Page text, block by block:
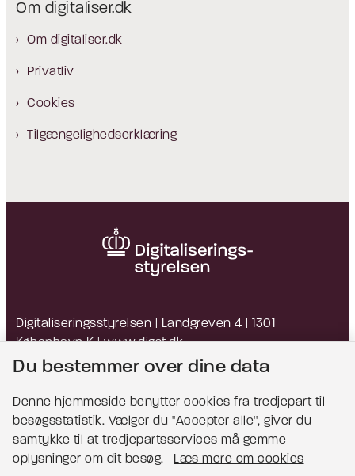
Om digitaliser.dk
Om digitaliser.dk
Privatliv
Cookies
Tilgængelighedserklæring
Digitaliseringsstyrelsen | Landgreven 4 | 1301
København K |www.digst.dk
EAN: 5798009814203 | CVR: 34051178
Bemærk!
Du bestemmer over dine data
Denne hjemmeside benytter cookies fra tredjepart til
besøgsstatistik. Vælger du ''Accepter alle'', giver du
samtykke til at tredjepartsservices må gemme
oplysninger om dit besøg.
Læs mere om cookies